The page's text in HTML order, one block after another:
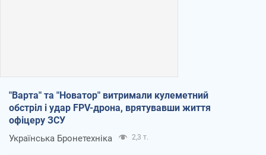
"Варта" та "Новатор" витримали кулеметний
обстріл і удар FPV-дрона, врятувавши життя
офіцеру ЗСУ
Українська Бронетехніка 2,3 т.